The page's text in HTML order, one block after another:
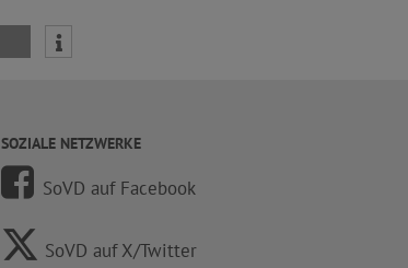
SOZIALE NETZWERKE
SoVD auf Facebook
SoVD auf X/Twitter